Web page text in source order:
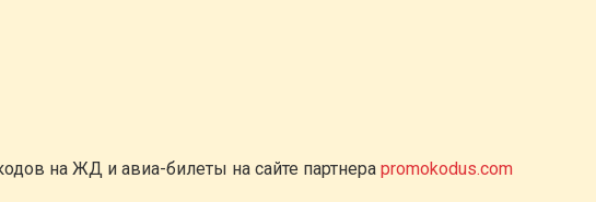
на ЖД и авиа-билеты на сайте партнера promokodus.com